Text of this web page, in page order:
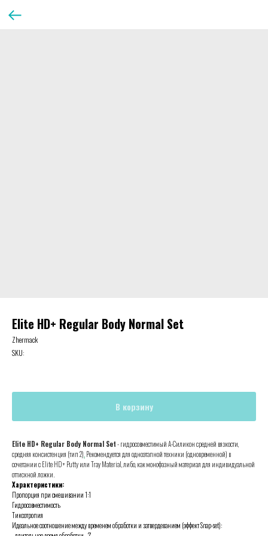
Elite HD+ Regular Body Normal Set
Zhermack
SKU:
В корзину
Elite HD+ Regular Body Normal Set- гидросовместимый А-Силикон средней вязкости,
средняя консистенция (тип 2).Рекомендуется для одноэтапной техники (одновременной) в
сочетании с Elite HD+ Putty или Tray Material, либо, как монофазный материал для индивидуальной
оттискной ложки.
Характеристики:
Пропорция при смешивании 1:1
Гидросовместимость
Тиксотропия
Идеальное соотношение между временем обработки и затвердеванием (эффект Snap-set):